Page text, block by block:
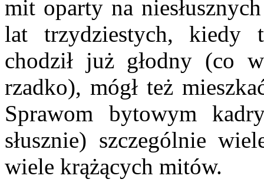
mit oparty na
lat trzydziestych, kiedy
chodził już głodny (co
rzadko), mógł też
Sprawom bytowym
słusznie) szczególnie
wiele krążących mitów.